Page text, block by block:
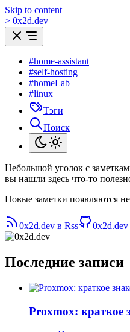
Skip to content
> 0x2d.dev
#home-assistant
#self-hosting
#homeLab
#linux
Тэги
Поиск
Небольшой уголок с
вы нашли здесь что-то
Новые заметки появляются
0x2d.dev в Rss
Последние записи
Proxmox: краткое